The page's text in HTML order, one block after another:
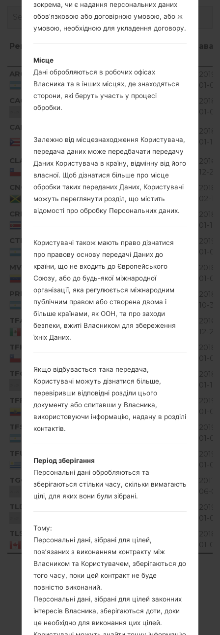
Регіон
файлу
Регіон
Назва
файлу
ОС Дата
ARG
Argentina
V10A_00.kdz
2019-
01-03
CAO
Unknown
V10A_01.kdz
2018-
01-06
CAP
Puerto
Unknown
MiB
2018-
01-10
CLA
Chile
V10A_02.kdz
Unknown
93.52
MiB
2016-
12-20
CNC
Jamaica
V10A_02.kdz
Unknown
91.89
MiB
2018-
02-11
CRI
V10A_03.kdz
91.99
2018-
01-10
CTI
Argentina
V10A_03.kdz
Unknown
93.08
MiB
2019-
01-03
MVN
Venezuela
V10A_02.kdz
Unknown
91.84
2018-
01-06
PRN
Argentina
V10A_04.kdz
Unknown
93.56
MiB
2018-
10-31
TFA
V10A_00.kdz
Unknown
95.54
2016-
12-20
TFH
2018-
01-06
TFO
Unknown
V10A_01.kdz
Unknown
2018-
01-10
TFR
Ecuador
V10A_01.kdz
Unknown
2019-
01-03
TFS
2019-
01-03
TFU
Uruguay
2019-
01-03
TGO
Unknown
V10A_03.kdz
Unknown
92.37
2017-
06-02
TLD
2019-
01-03
TLS
Canada
Unknown
2018-
01-06
Showing 1 to 18 of 18 entries
Previous
зокрема, чи є надання персональних даних
обов’язковою або договірною умовою, або ж
умовою, необхідною для укладення договору.
Місце
Дані обробляються в робочих офісах
Власника та в інших місцях, де знаходяться
сторони, які беруть участь у процесі
обробки.
Залежно від місцезнаходження Користувача,
передача даних може передбачати передачу
Даних Користувача в країну, відмінну від його
власної. Щоб дізнатися більше про місце
обробки таких переданих Даних, Користувачі
можуть переглянути розділ, що містить
відомості про обробку Персональних даних.
Користувачі також мають право дізнатися
про правову основу передачі Даних до
країни, що не входить до Європейського
Союзу, або до будь-якої міжнародної
організації, яка регулюється міжнародним
публічним правом або створена двома і
більше країнами, як ООН, та про заходи
безпеки, вжиті Власником для збереження
їхніх Даних.
Якщо відбувається така передача,
Користувачі можуть дізнатися більше,
перевіривши відповідні розділи цього
документу або спитавши у Власника,
використовуючи інформацію, надану в розділі
контактів.
Період зберігання
Персональні дані обробляються та
зберігаються стільки часу, скільки вимагають
цілі, для яких вони були зібрані.
Тому:
Персональні дані, зібрані для цілей,
пов’язаних з виконанням контракту між
Власником та Користувачем, зберігаються до
того часу, поки цей контракт не буде
повністю виконаний.
Персональні дані, зібрані для цілей законних
інтересів Власника, зберігаються доти, доки
це необхідно для виконання цих цілей.